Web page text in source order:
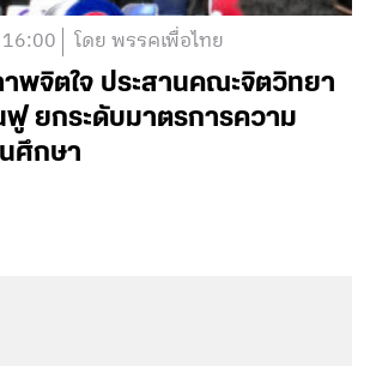
โดย พรรคเพื่อไทย
พจิตใจ ประสานคณะจิตวิทยา
ยกระดับมาตรการความ
ศึกษา